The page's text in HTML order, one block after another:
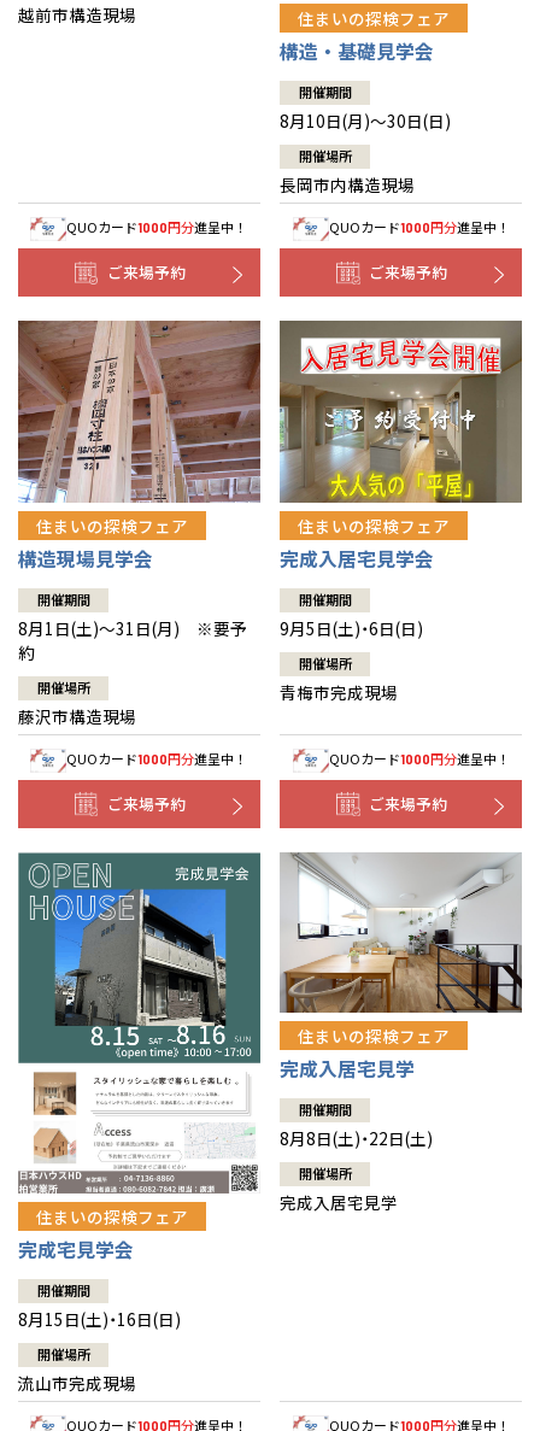
越前市構造現場
QUOカード1000円分進呈中！
ご来場予約
住まいの探検フェア
構造・基礎見学会
開催期間
8月10日(月)～30日(日)
開催場所
長岡市内構造現場
QUOカード1000円分進呈中！
ご来場予約
住まいの探検フェア
構造現場見学会
開催期間
8月1日(土)～31日(月) ※要予
約
開催場所
藤沢市構造現場
QUOカード1000円分進呈中！
ご来場予約
住まいの探検フェア
完成入居宅見学会
開催期間
9月5日(土)・6日(日)
開催場所
青梅市完成現場
QUOカード1000円分進呈中！
ご来場予約
住まいの探検フェア
完成宅見学会
開催期間
8月15日(土)・16日(日)
開催場所
流山市完成現場
QUOカード1000円分進呈中！
住まいの探検フェア
完成入居宅見学
開催期間
8月8日(土)・22日(土)
開催場所
完成入居宅見学
QUOカード1000円分進呈中！